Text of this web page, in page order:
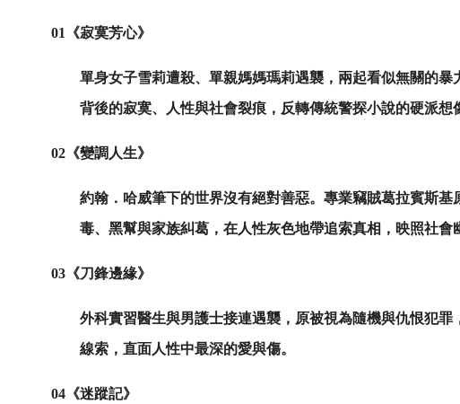
01 《寂寞芳心》
單身女子雪莉遭殺、單親媽媽瑪莉遇襲，兩起看似無關的
背後的寂寞、人性與社會裂痕，反轉傳統警探小說的硬派想
02 《變調人生》
約翰．哈威筆下的世界沒有絕對善惡。專業竊賊葛拉賓斯
毒、黑幫與家族糾葛，在人性灰色地帶追索真相，映照社會
03 《刀鋒邊緣》
外科實習醫生與男護士接連遇襲，原被視為隨機與仇恨犯
線索，直面人性中最深的愛與傷。
04 《迷蹤記》